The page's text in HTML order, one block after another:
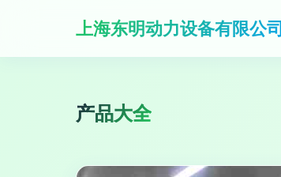
上海东明动力设备有限公司
产品大全